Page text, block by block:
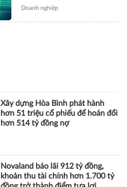
Doanh nghiệp
Xây dựng Hòa Bình phát hành
hơn 51 triệu cổ phiếu để hoán đổi
hơn 514 tỷ đồng nợ
Novaland báo lãi 912 tỷ đồng,
khoản thu tài chính hơn 1.700 tỷ